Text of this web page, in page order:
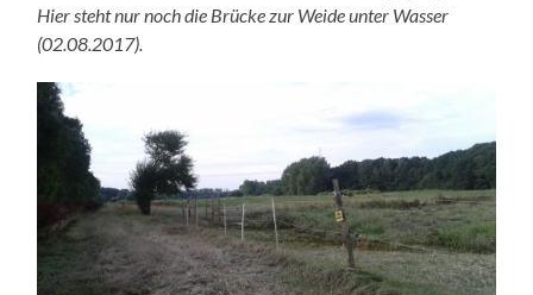
Hier steht nur noch die Brücke zur Weide unter Wasser
(02.08.2017).